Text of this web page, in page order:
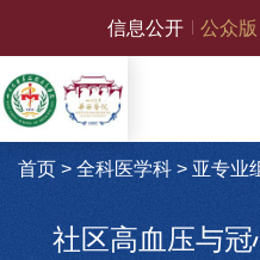
信息公开 公众版
首页 > 全科医学科> 亚专业
社区高血压与